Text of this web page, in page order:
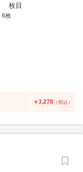
6枚
￥3,278 （税込）